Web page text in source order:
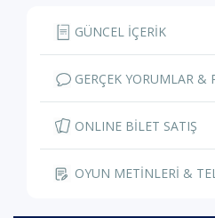
GÜNCEL İÇERİK
GERÇEK YORUMLAR &
ONLINE BİLET SATIŞ
OYUN METİNLERİ &